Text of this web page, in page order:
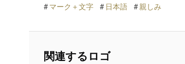
# マーク＋文字 # 日本語 # 親しみ
関連するロゴ